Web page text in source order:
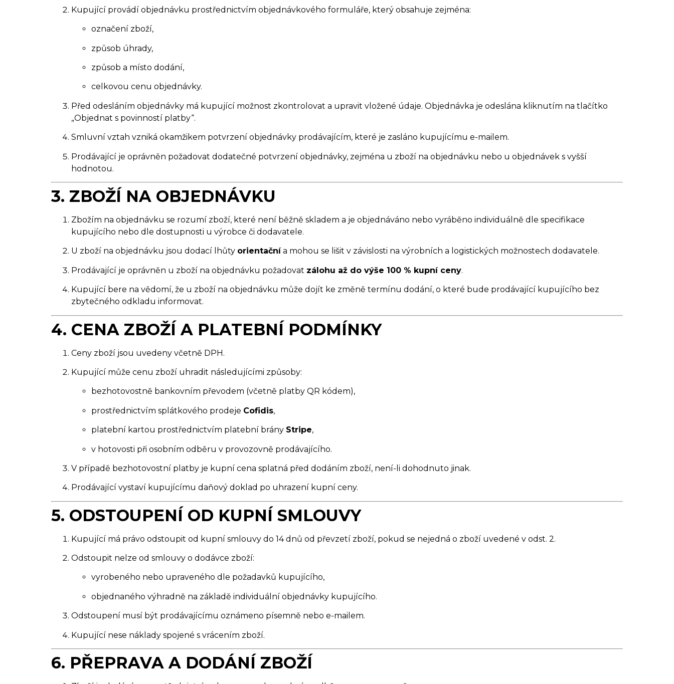
Kupující provádí objednávku prostřednictvím objednávkového formuláře, který obsahuje zejména:
označení zboží,
způsob úhrady,
způsob a místo dodání,
celkovou cenu objednávky.
Před odesláním objednávky má kupující možnost zkontrolovat a upravit vložené údaje. Objednávka je odeslána kliknutím na tlačítko
„Objednat s povinností platby“.
Smluvní vztah vzniká okamžikem potvrzení objednávky prodávajícím, které je zasláno kupujícímu e-mailem.
Prodávající je oprávněn požadovat dodatečné potvrzení objednávky, zejména u zboží na objednávku nebo u objednávek s vyšší
hodnotou.
3. ZBOŽÍ NA OBJEDNÁVKU
Zbožím na objednávku se rozumí zboží, které není běžně skladem a je objednáváno nebo vyráběno individuálně dle specifikace
kupujícího nebo dle dostupnosti u výrobce či dodavatele.
U zboží na objednávku jsou dodací lhůty orientačnía mohou se lišit v závislosti na výrobních a logistických možnostech dodavatele.
Prodávající je oprávněn u zboží na objednávku požadovat zálohu až do výše 100 % kupní ceny.
Kupující bere na vědomí, že u zboží na objednávku může dojít ke změně termínu dodání, o které bude prodávající kupujícího bez
zbytečného odkladu informovat.
4. CENA ZBOŽÍ A PLATEBNÍ PODMÍNKY
Ceny zboží jsou uvedeny včetně DPH.
Kupující může cenu zboží uhradit následujícími způsoby:
bezhotovostně bankovním převodem (včetně platby QR kódem),
prostřednictvím splátkového prodeje Cofidis,
platební kartou prostřednictvím platební brány Stripe,
v hotovosti při osobním odběru v provozovně prodávajícího.
V případě bezhotovostní platby je kupní cena splatná před dodáním zboží, není-li dohodnuto jinak.
Prodávající vystaví kupujícímu daňový doklad po uhrazení kupní ceny.
5. ODSTOUPENÍ OD KUPNÍ SMLOUVY
Kupující má právo odstoupit od kupní smlouvy do 14 dnů od převzetí zboží, pokud se nejedná o zboží uvedené v odst. 2.
Odstoupit nelze od smlouvy o dodávce zboží:
vyrobeného nebo upraveného dle požadavků kupujícího,
objednaného výhradně na základě individuální objednávky kupujícího.
Odstoupení musí být prodávajícímu oznámeno písemně nebo e-mailem.
Kupující nese náklady spojené s vrácením zboží.
6. PŘEPRAVA A DODÁNÍ ZBOŽÍ